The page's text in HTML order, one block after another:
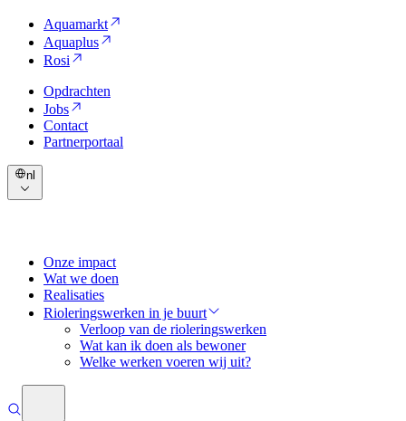
Aquamarkt
Aquaplus
Rosi
Opdrachten
Jobs
Contact
Partnerportaal
nl
Onze impact
Wat we doen
Realisaties
Rioleringswerken in je buurt
Verloop van de rioleringswerken
Wat kan ik doen als bewoner
Welke werken voeren wij uit?